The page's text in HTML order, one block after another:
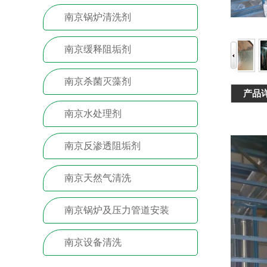
南京锅炉清洗剂
南京缓释阻垢剂
南京杀菌灭藻剂
南京水处理剂
南京反渗透阻垢剂
南京天然气清洗
南京锅炉及压力管道安装
南京设备清洗
产品